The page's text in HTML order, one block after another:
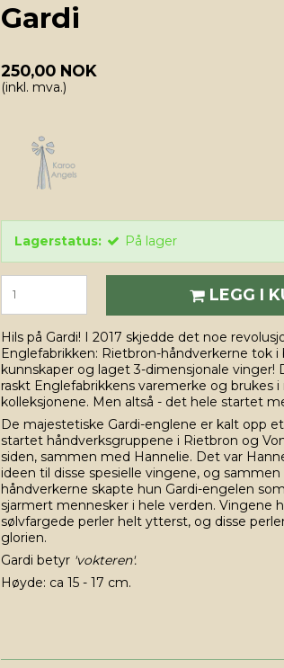
Gardi
250,00 NOK
(inkl. mva.)
Lagerstatus: På lager
LEGG I
Hils på Gardi! I 2017 skjedde det noe
Englefabrikken: Rietbron-håndverkerne tok i
kunnskaper og laget 3-dimensjonale vinger!
raskt Englefabrikkens varemerke og brukes
kolleksjonene. Men altså - det hele startet
De majestetiske Gardi-englene er kalt opp
startet håndverksgruppene i Rietbron og
siden, sammen med Hannelie. Det var
ideen til disse spesielle vingene, og
håndverkerne skapte hun Gardi-engelen
sjarmert mennesker i hele verden. Vingene
sølvfargede perler helt ytterst, og disse
glorien.
Gardi betyr'vokteren'.
Høyde: ca 15 - 17 cm.